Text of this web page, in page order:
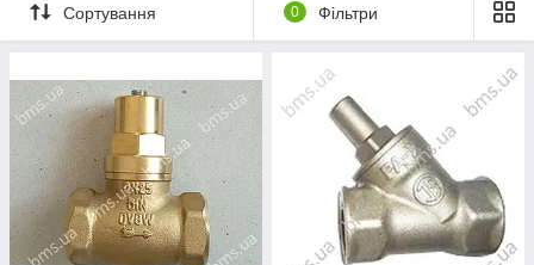
Сортування 0 Фільтри